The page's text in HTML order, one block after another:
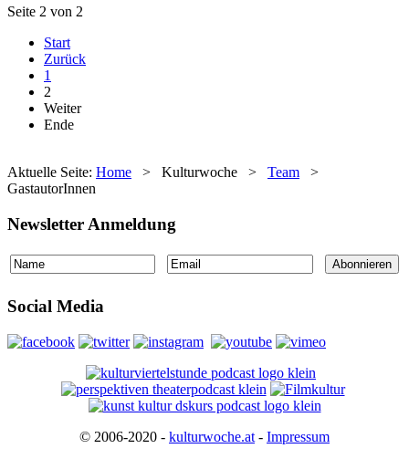
Seite 2 von 2
Start
Zurück
1
2
Weiter
Ende
Aktuelle Seite: Home > Kulturwoche > Team
>
GastautorInnen
Newsletter Anmeldung
Social Media
© 2006-2020 - kulturwoche.at - Impressum